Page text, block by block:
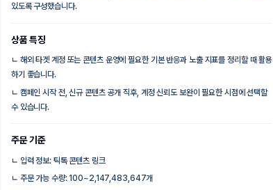
있도록 구성했습니다.
상품 특징
ㄴ 해외 타겟 계정 또는 콘텐츠 운영에 필요한 기본 반응과 노출 지표를 정리할 때 활용
하기 좋습니다.
ㄴ 캠페인 시작 전, 신규 콘텐츠 공개 직후, 계정 신뢰도 보완이 필요한 시점에 선택할
수 있습니다.
주문 기준
ㄴ 입력 정보: 틱톡 콘텐츠 링크
ㄴ 주문 가능 수량: 100~2,147,483,647개